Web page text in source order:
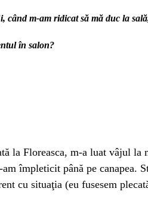
când m-am ridicat să mă duc la
în salon?
la Floreasca, m-a luat vâjul
împleticit până pe canapea.
cu situaţia (eu fusesem